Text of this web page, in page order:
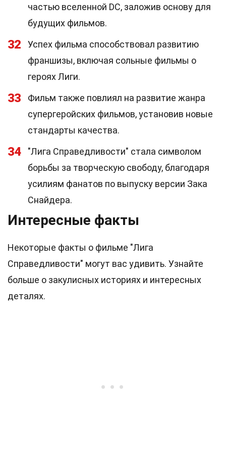
частью вселенной DC, заложив основу для
будущих фильмов.
32
Успех фильма способствовал развитию
франшизы, включая сольные фильмы о
героях Лиги.
33
Фильм также повлиял на развитие жанра
супергеройских фильмов, установив новые
стандарты качества.
34
"Лига Справедливости" стала символом
борьбы за творческую свободу, благодаря
усилиям фанатов по выпуску версии Зака
Снайдера.
Интересные факты
Некоторые факты о фильме "Лига
Справедливости" могут вас удивить. Узнайте
больше о закулисных историях и интересных
деталях.